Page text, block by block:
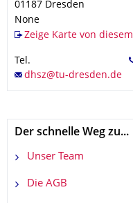
01187 Dresden
None
Zeige Karte von
Tel.
Der schnelle Weg zu...
Unser Team
Die AGB